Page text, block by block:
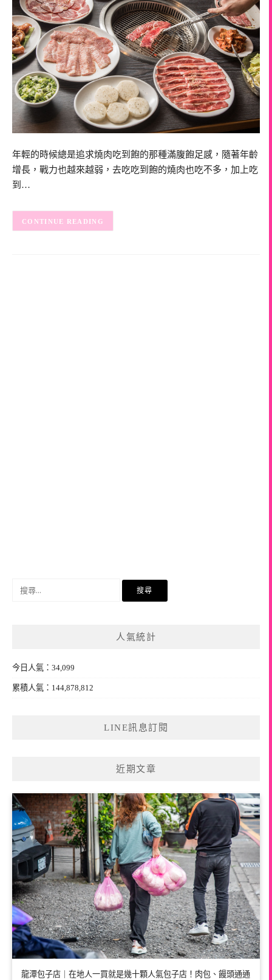
年輕的時候總是追求燒肉吃到飽的那種滿腹飽足感，隨著年齡
增長，戰力也越來越弱，去吃吃到飽的燒肉也吃不多，加上吃
到…
CONTINUE READING
人氣統計
今日人氣：34,099
累積人氣：144,878,812
LINE訊息訂閱
近期文章
龍潭包子店｜在地人一買就是幾十顆人氣包子店！肉包、饅頭通通